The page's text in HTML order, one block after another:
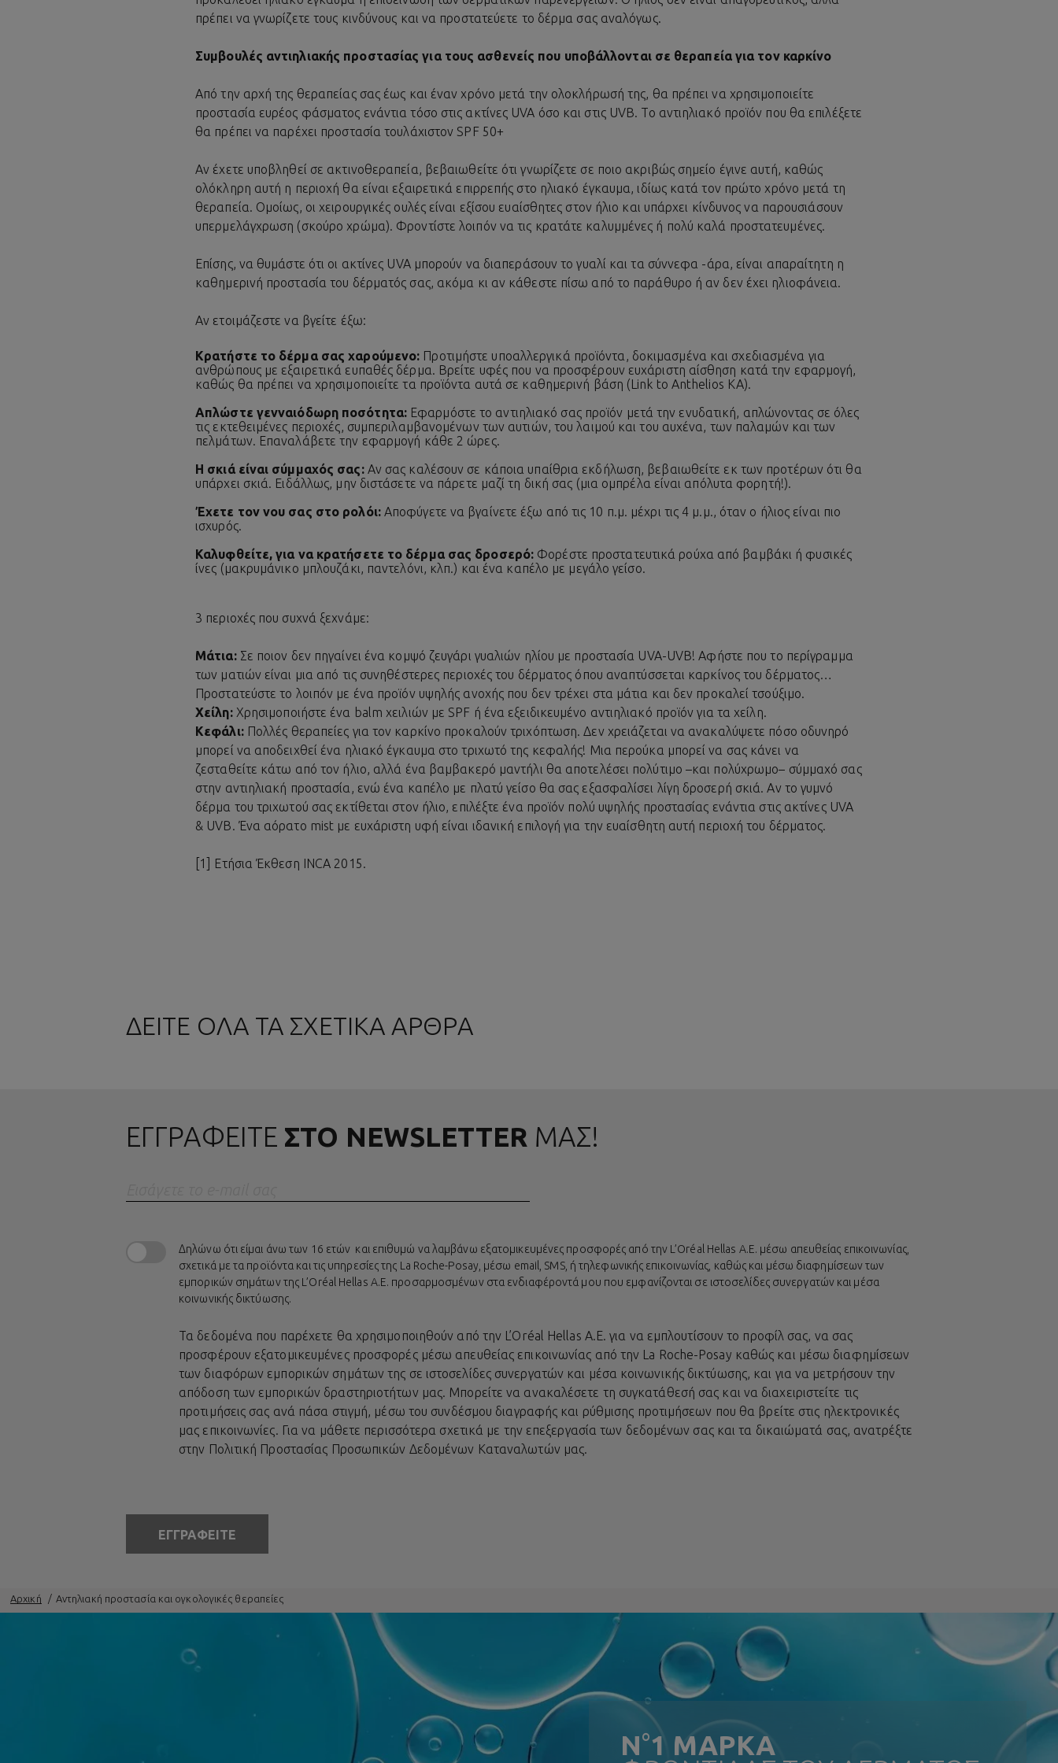
πρέπει να γνωρίζετε τους κινδύνους και να προστατεύετε το δέρμα σας αναλόγως.
Συμβουλές αντιηλιακής προστασίας για τους ασθενείς που υποβάλλονται σε θεραπεία για τον καρκίνο
Από την αρχή της θεραπείας σας έως και έναν χρόνο μετά την ολοκλήρωσή της, θα πρέπει να χρησιμοποιείτε
προστασία ευρέος φάσματος ενάντια τόσο στις ακτίνες UVA όσο και στις UVB. Το αντιηλιακό προϊόν που θα επιλέξετε
θα πρέπει να παρέχει προστασία τουλάχιστον SPF 50+
Αν έχετε υποβληθεί σε ακτινοθεραπεία, βεβαιωθείτε ότι γνωρίζετε σε ποιο ακριβώς σημείο έγινε αυτή, καθώς
ολόκληρη αυτή η περιοχή θα είναι εξαιρετικά επιρρεπής στο ηλιακό έγκαυμα, ιδίως κατά τον πρώτο χρόνο μετά τη
θεραπεία. Ομοίως, οι χειρουργικές ουλές είναι εξίσου ευαίσθητες στον ήλιο και υπάρχει κίνδυνος να παρουσιάσουν
υπερμελάγχρωση (σκούρο χρώμα). Φροντίστε λοιπόν να τις κρατάτε καλυμμένες ή πολύ καλά προστατευμένες.
Επίσης, να θυμάστε ότι οι ακτίνες UVA μπορούν να διαπεράσουν το γυαλί και τα σύννεφα -άρα, είναι απαραίτητη η
καθημερινή προστασία του δέρματός σας, ακόμα κι αν κάθεστε πίσω από το παράθυρο ή αν δεν έχει ηλιοφάνεια.
Αν ετοιμάζεστε να βγείτε έξω:
Κρατήστε το δέρμα σας χαρούμενο: Προτιμήστε υποαλλεργικά προϊόντα, δοκιμασμένα και σχεδιασμένα για
ανθρώπους με εξαιρετικά ευπαθές δέρμα. Βρείτε υφές που να προσφέρουν ευχάριστη αίσθηση κατά την εφαρμογή,
καθώς θα πρέπει να χρησιμοποιείτε τα προϊόντα αυτά σε καθημερινή βάση (Link to Anthelios KA).
Απλώστε γενναιόδωρη ποσότητα:Εφαρμόστε το αντιηλιακό σας προϊόν μετά την ενυδατική, απλώνοντας σε όλες
τις εκτεθειμένες περιοχές, συμπεριλαμβανομένων των αυτιών, του λαιμού και του αυχένα, των παλαμών και των
πελμάτων. Επαναλάβετε την εφαρμογή κάθε 2 ώρες.
Η σκιά είναι σύμμαχός σας:Αν σας καλέσουν σε κάποια υπαίθρια εκδήλωση, βεβαιωθείτε εκ των προτέρων ότι θα
υπάρχει σκιά. Ειδάλλως, μην διστάσετε να πάρετε μαζί τη δική σας (μια ομπρέλα είναι απόλυτα φορητή!).
Έχετε τον νου σας στο ρολόι:Αποφύγετε να βγαίνετε έξω από τις 10 π.μ. μέχρι τις 4 μ.μ., όταν ο ήλιος είναι πιο
ισχυρός.
Καλυφθείτε, για να κρατήσετε το δέρμα σας δροσερό: Φορέστε προστατευτικά ρούχα από βαμβάκι ή φυσικές
ίνες (μακρυμάνικο μπλουζάκι, παντελόνι, κλπ.) και ένα καπέλο με μεγάλο γείσο.
3 περιοχές που συχνά ξεχνάμε:
Μάτια:Σε ποιον δεν πηγαίνει ένα κομψό ζευγάρι γυαλιών ηλίου με προστασία UVA-UVB! Αφήστε που το περίγραμμα
των ματιών είναι μια από τις συνηθέστερες περιοχές του δέρματος όπου αναπτύσσεται καρκίνος του δέρματος…
Προστατεύστε το λοιπόν με ένα προϊόν υψηλής ανοχής που δεν τρέχει στα μάτια και δεν προκαλεί τσούξιμο.
Χείλη:Χρησιμοποιήστε ένα balm χειλιών με SPF ή ένα εξειδικευμένο αντιηλιακό προϊόν για τα χείλη.
Κεφάλι:Πολλές θεραπείες για τον καρκίνο προκαλούν τριχόπτωση. Δεν χρειάζεται να ανακαλύψετε πόσο οδυνηρό
μπορεί να αποδειχθεί ένα ηλιακό έγκαυμα στο τριχωτό της κεφαλής! Μια περούκα μπορεί να σας κάνει να
ζεσταθείτε κάτω από τον ήλιο, αλλά ένα βαμβακερό μαντήλι θα αποτελέσει πολύτιμο –και πολύχρωμο– σύμμαχό σας
στην αντιηλιακή προστασία, ενώ ένα καπέλο με πλατύ γείσο θα σας εξασφαλίσει λίγη δροσερή σκιά. Αν το γυμνό
δέρμα του τριχωτού σας εκτίθεται στον ήλιο, επιλέξτε ένα προϊόν πολύ υψηλής προστασίας ενάντια στις ακτίνες UVA
& UVB. Ένα αόρατο mist με ευχάριστη υφή είναι ιδανική επιλογή για την ευαίσθητη αυτή περιοχή του δέρματος.
[1] Ετήσια Έκθεση INCA 2015.
ΔΕΙΤΕ ΟΛΑ ΤΑ ΣΧΕΤΙΚΑ ΑΡΘΡΑ
ΕΓΓΡΑΦΕΙΤΕ ΣΤΟ NEWSLETTER ΜΑΣ!
Δηλώνω ότι είμαι άνω των 16 ετών και επιθυμώ να λαμβάνω εξατομικευμένες προσφορές από την L’Oréal Hellas A.E. μέσω απευθείας επικοινωνίας,
σχετικά με τα προϊόντα και τις υπηρεσίες της La Roche-Posay, μέσω email, SMS, ή τηλεφωνικής επικοινωνίας, καθώς και μέσω διαφημίσεων των
εμπορικών σημάτων της L’Oréal Hellas A.E. προσαρμοσμένων στα ενδιαφέροντά μου που εμφανίζονται σε ιστοσελίδες συνεργατών και μέσα
κοινωνικής δικτύωσης.
Τα δεδομένα που παρέχετε θα χρησιμοποιηθούν από την L’Oréal Hellas A.E. για να εμπλουτίσουν το προφίλ σας, να σας
προσφέρουν εξατομικευμένες προσφορές μέσω απευθείας επικοινωνίας από την La Roche-Posay καθώς και μέσω διαφημίσεων
των διαφόρων εμπορικών σημάτων της σε ιστοσελίδες συνεργατών και μέσα κοινωνικής δικτύωσης, και για να μετρήσουν την
απόδοση των εμπορικών δραστηριοτήτων μας. Μπορείτε να ανακαλέσετε τη συγκατάθεσή σας και να διαχειριστείτε τις
προτιμήσεις σας ανά πάσα στιγμή, μέσω του συνδέσμου διαγραφής και ρύθμισης προτιμήσεων που θα βρείτε στις ηλεκτρονικές
μας επικοινωνίες. Για να μάθετε περισσότερα σχετικά με την επεξεργασία των δεδομένων σας και τα δικαιώματά σας, ανατρέξτε
στην Πολιτική Προστασίας Προσωπικών Δεδομένων Καταναλωτώνμας.
ΕΓΓΡΑΦΕΙΤΕ
Αρχική Αντηλιακή προστασία και ογκολογικές θεραπείες
N°1 ΜΑΡΚΑ